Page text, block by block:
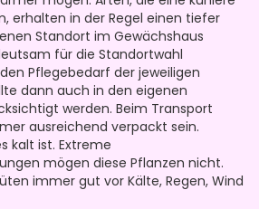
erhalten in der Regel einen tiefer
Standort im Gewächshaus
für die Standortwahl
Pflegebedarf der jeweiligen
dann auch in den eigenen
werden. Beim Transport
ausreichend verpackt sein.
kalt ist. Extreme
mögen diese Pflanzen nicht.
immer gut vor Kälte, Regen, Wind